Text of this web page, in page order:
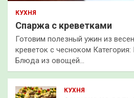
КУХНЯ
Спаржа с креветками
Готовим полезный ужин из
креветок с чесноком
Блюда из овощей…
КУХНЯ